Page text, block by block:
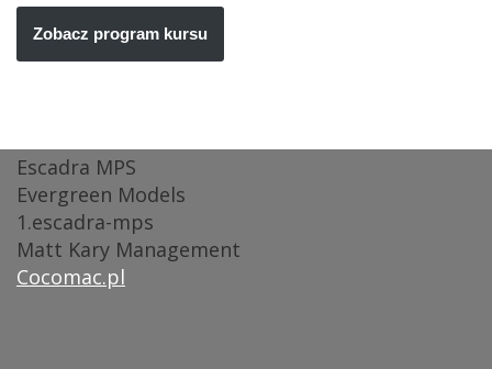
Zobacz program kursu
Escadra MPS
Evergreen Models
1.escadra-mps
Matt Kary Management
Cocomac.pl